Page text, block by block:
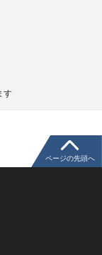
す
ページの先頭へ